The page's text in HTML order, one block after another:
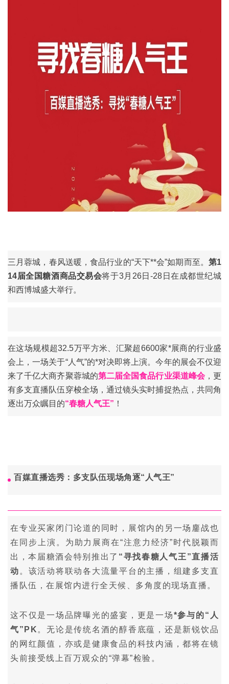
三月蓉城，春风送暖，食品行业的“天下**会”如期而至。 第1
14届全国糖酒商品交易会将于3月26日-28日在成都世纪城
和西博城盛大举行。
在这场规模超32.5万平方米、汇聚超6600家*展商的行业盛
会上，一场关于“人气”的*对决即将上演。今年的展会不仅迎
来了千亿大商齐聚蓉城的第二届全国食品行业渠道峰会，更
有多支直播队伍穿梭全场，通过镜头实时捕捉热点，共同角
逐出万众瞩目的“春糖人气王” ！
百媒直播选秀：多支队伍现场角逐“人气王”
在专业买家闭门论道的同时，展馆内的另一场鏖战也
在同步上演。为助力展商在“注意力经济”时代脱颖而
出，本届糖酒会特别推出了 “寻找春糖人气王”直播活
动 。该活动将联动各大流量平台的主播，组建多支直
播队伍，在展馆内进行全天候、多角度的现场直播。
这不仅是一场品牌曝光的盛宴，更是一场*参与的“人
气”PK 。无论是传统名酒的醇香底蕴，还是新锐饮品
的网红颜值，亦或是健康食品的科技内涵，都将在镜
头前接受线上百万观众的“弹幕”检验。